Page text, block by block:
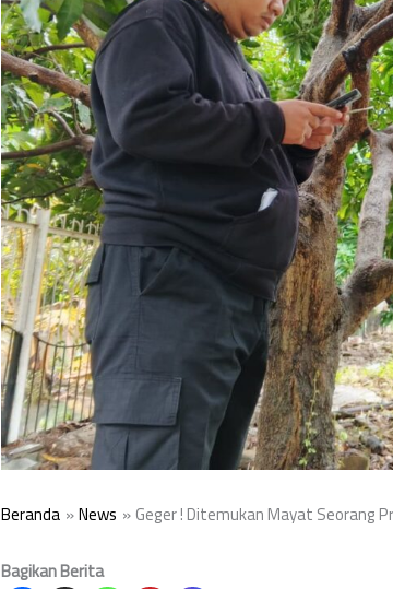
Beranda News
Geger ! Ditemukan Mayat Seorang
Bagikan Berita